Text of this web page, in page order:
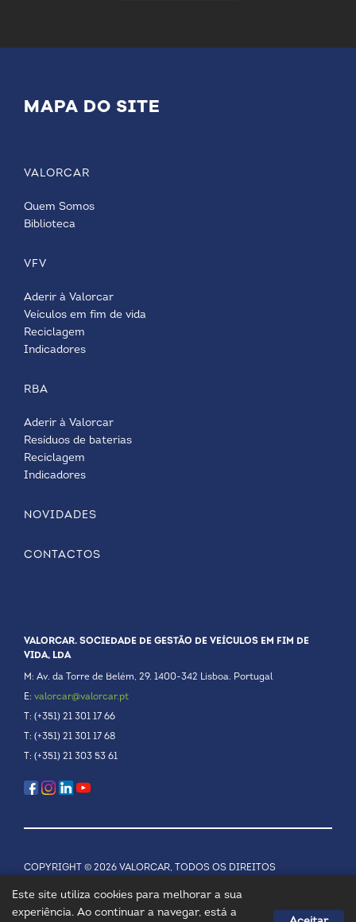
MAPA DO SITE
VALORCAR
Quem Somos
Biblioteca
VFV
Aderir à Valorcar
Veículos em fim de vida
Reciclagem
Indicadores
RBA
Aderir à Valorcar
Resíduos de baterias
Reciclagem
Indicadores
NOVIDADES
CONTACTOS
VALORCAR. SOCIEDADE DE GESTÃO DE VEÍCULOS EM FIM DE
VIDA, LDA
M: Av. da Torre de Belém, 29. 1400-342 Lisboa. Portugal
E: valorcar@valorcar.pt
T: (+351) 21 301 17 66
T: (+351) 21 301 17 68
T: (+351) 21 303 53 61
COPYRIGHT © 2026 VALORCAR, TODOS OS DIREITOS
Este site utiliza cookies para melhorar a sua
experiência. Ao continuar a navegar, está a